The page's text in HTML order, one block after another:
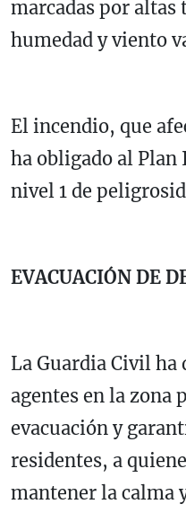
marcadas por altas
humedad y viento
El incendio, que
ha obligado al Plan
nivel 1 de
EVACUACIÓN DE
La Guardia Civil ha
agentes en la zona
evacuación y
residentes, a
mantener la calma